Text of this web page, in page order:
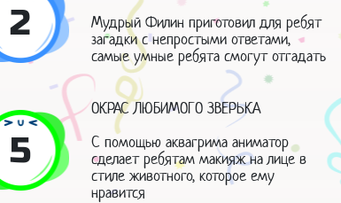
2
Мудрый Филин приготовил для ребят
загадки с непростыми ответами,
самые умные ребята смогут отгадать
5
ОКРАС ЛЮБИМОГО ЗВЕРЬКА
С помощью аквагрима аниматор
сделает ребятам макияж на лице в
стиле животного, которое ему
нравится